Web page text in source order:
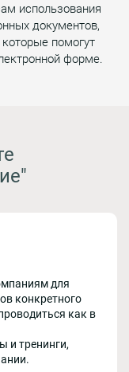
использования
документов,
помогут
форме.
для
конкретного
как в
и тренинги,